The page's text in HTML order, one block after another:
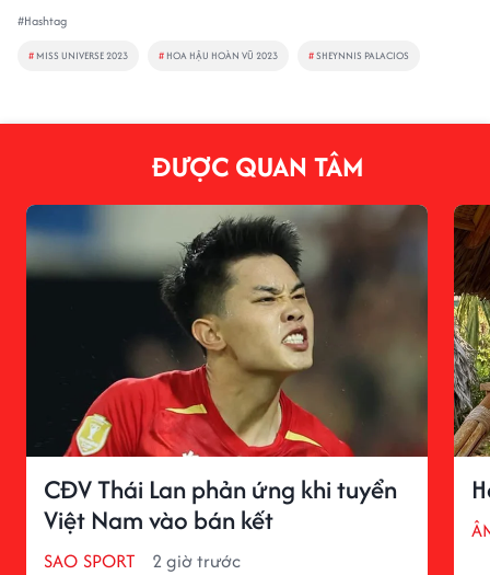
#Hashtag
# MISS UNIVERSE 2023 # HOA HẬU HOÀN VŨ 2023 #SHEYNNIS PALACIOS
ĐƯỢC QUAN TÂM
CĐV Thái Lan phản ứng khi tuyển
Việt Nam vào bán kết
SAO SPORT 2 giờ trước